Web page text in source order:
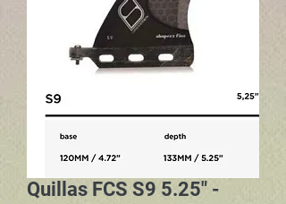
Quillas FCS S9 5.25" -